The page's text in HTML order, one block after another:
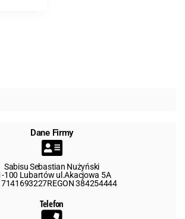
Dane Firmy
Sabisu Sebastian Nużyński
100 Lubartów ul.Akacjowa 5A
7141693227REGON 384254444
Telefon